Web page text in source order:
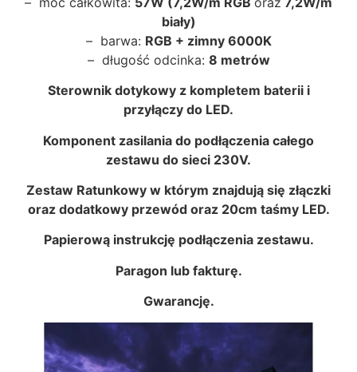
biały)
– barwa: RGB + zimny 6000K
– długość odcinka: 8 metrów
Sterownik dotykowy z kompletem baterii i
przyłączy do LED.
Komponent zasilania do podłączenia całego
zestawu do sieci 230V.
Zestaw Ratunkowy w którym znajdują się złączki
oraz dodatkowy przewód oraz 20cm taśmy LED.
Papierową instrukcję podłączenia zestawu.
Paragon lub fakturę.
Gwarancję.